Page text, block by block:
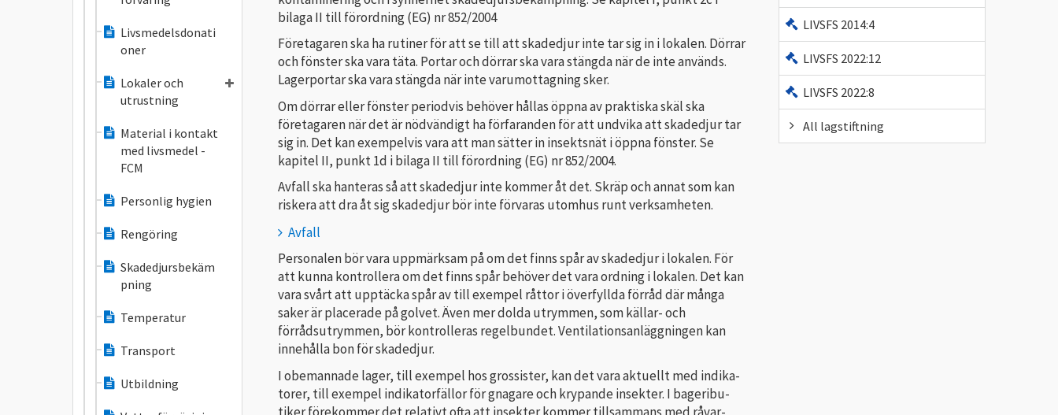
Livsmedelsdonati
oner
Lokaler och
utrustning
Material i kontakt
med livsmedel -
FCM
Personlig hygien
Rengöring
Skadedjursbekäm
pning
Temperatur
Transport
Utbildning
bilaga II till förordning (EG) nr 852/2004
Företagaren ska ha rutiner för att se till att skadedjur inte tar sig in i lokalen. Dörrar
och fönster ska vara täta. Portar och dörrar ska vara stängda när de inte används.
Lagerportar ska vara stängda när inte varumottag­ning sker.
Om dörrar eller fönster periodvis behöver hållas öppna av praktiska skäl ska
företagaren när det är nödvändigt ha förfaranden för att undvika att skadedjur tar
sig in. Det kan exempelvis vara att man sätter in insektsnät i öppna fönster. Se
kapitel II, punkt 1d i bilaga II till förordning (EG) nr 852/2004.
Avfall ska hanteras så att skade­djur inte kommer åt det. Skräp och annat som kan
riskera att dra åt sig skadedjur bör inte förvaras utomhus runt verksamheten.
Avfall
Personalen bör vara uppmärksam på om det finns spår av skadedjur i lokalen. För
att kunna kontrollera om det finns spår behöver det vara ordning i lokalen. Det kan
vara svårt att upptäcka spår av till exempel råttor i överfyllda förråd där många
saker är pla­ce­rade på golvet. Även mer dolda utrymmen, som källar- och
förrådsutrym­men, bör kontrolleras regelbundet. Ven­tilations­anläggningen kan
innehålla bon för skadedjur.
I obemannade lager, till exempel hos grossister, kan det vara aktuellt med indika­
torer, till exempel indikatorfällor för gnagare och krypande insekter. I bageri­bu­
tiker förekommer det relativt ofta att insekter kommer tillsammans med råvar­
LIVSFS 2014:4
LIVSFS 2022:12
LIVSFS 2022:8
All lagstiftning